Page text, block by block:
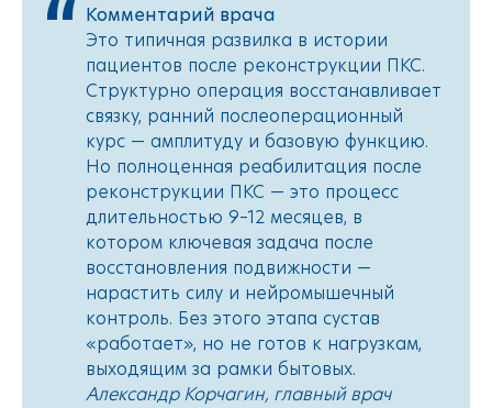
Комментарий врача
Это типичная развилка в истории
пациентов после реконструкции ПКС.
Структурно операция восстанавливает
связку, ранний послеоперационный
курс — амплитуду и базовую функцию.
Но полноценная реабилитация после
реконструкции ПКС — это процесс
длительностью 9–12 месяцев, в
котором ключевая задача после
восстановления подвижности —
нарастить силу и нейромышечный
контроль. Без этого этапа сустав
«работает», но не готов к нагрузкам,
выходящим за рамки бытовых.
Александр Корчагин, главный врач